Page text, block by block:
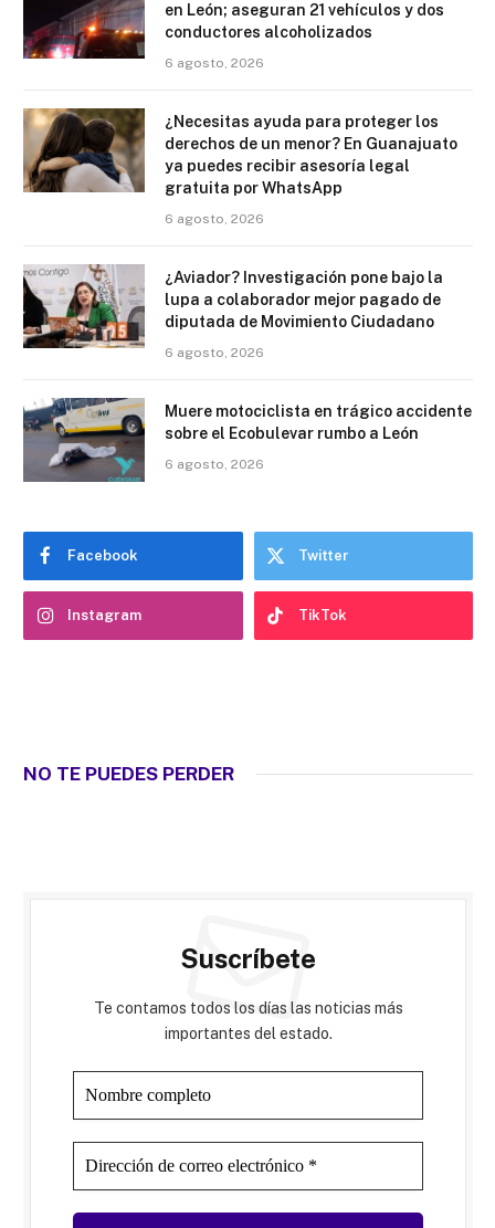
en León; aseguran 21 vehículos y dos
conductores alcoholizados
6 agosto, 2026
¿Necesitas ayuda para proteger los
derechos de un menor? En Guanajuato
ya puedes recibir asesoría legal
gratuita por WhatsApp
6 agosto, 2026
¿Aviador? Investigación pone bajo la
lupa a colaborador mejor pagado de
diputada de Movimiento Ciudadano
6 agosto, 2026
Muere motociclista en trágico accidente
sobre el Ecobulevar rumbo a León
6 agosto, 2026
Facebook Twitter
Instagram TikTok
NO TE PUEDES PERDER
Suscríbete
Te contamos todos los días las noticias más
importantes del estado.